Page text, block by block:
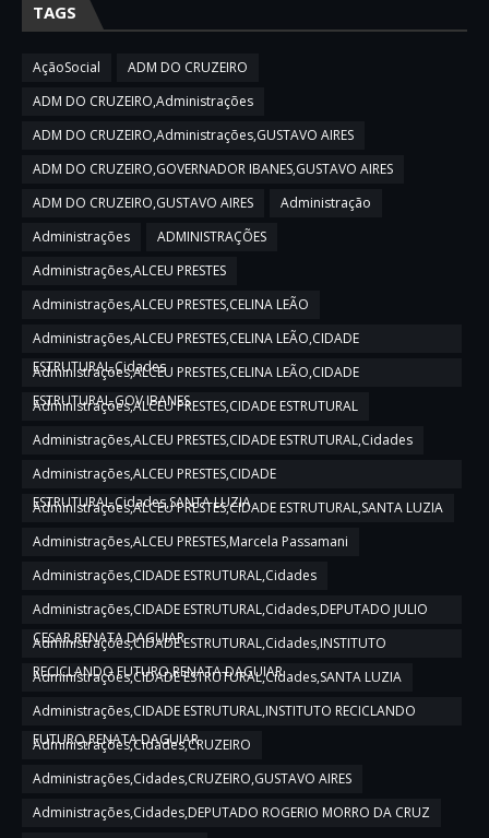
TAGS
AçãoSocial
ADM DO CRUZEIRO
ADM DO CRUZEIRO,Administrações
ADM DO CRUZEIRO,Administrações,GUSTAVO AIRES
ADM DO CRUZEIRO,GOVERNADOR IBANES,GUSTAVO AIRES
ADM DO CRUZEIRO,GUSTAVO AIRES
Administração
Administrações
ADMINISTRAÇÕES
Administrações,ALCEU PRESTES
Administrações,ALCEU PRESTES,CELINA LEÃO
Administrações,ALCEU PRESTES,CELINA LEÃO,CIDADE
ESTRUTURAL,Cidades
Administrações,ALCEU PRESTES,CELINA LEÃO,CIDADE
ESTRUTURAL,GOV IBANES
Administrações,ALCEU PRESTES,CIDADE ESTRUTURAL
Administrações,ALCEU PRESTES,CIDADE ESTRUTURAL,Cidades
Administrações,ALCEU PRESTES,CIDADE
ESTRUTURAL,Cidades,SANTA LUZIA
Administrações,ALCEU PRESTES,CIDADE ESTRUTURAL,SANTA LUZIA
Administrações,ALCEU PRESTES,Marcela Passamani
Administrações,CIDADE ESTRUTURAL,Cidades
Administrações,CIDADE ESTRUTURAL,Cidades,DEPUTADO JULIO
CESAR,RENATA DAGUIAR
Administrações,CIDADE ESTRUTURAL,Cidades,INSTITUTO
RECICLANDO FUTURO,RENATA DAGUIAR
Administrações,CIDADE ESTRUTURAL,Cidades,SANTA LUZIA
Administrações,CIDADE ESTRUTURAL,INSTITUTO RECICLANDO
FUTURO,RENATA DAGUIAR
Administrações,Cidades,CRUZEIRO
Administrações,Cidades,CRUZEIRO,GUSTAVO AIRES
Administrações,Cidades,DEPUTADO ROGERIO MORRO DA CRUZ